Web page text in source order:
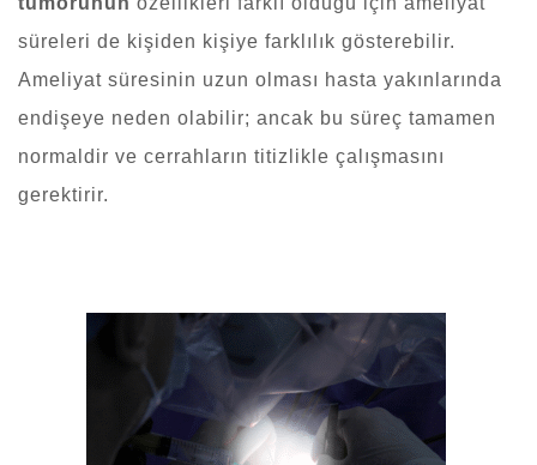
süreleri de kişiden kişiye farklılık gösterebilir.
Ameliyat süresinin uzun olması hasta yakınlarında
endişeye neden olabilir; ancak bu süreç tamamen
normaldir ve cerrahların titizlikle çalışmasını
gerektirir.